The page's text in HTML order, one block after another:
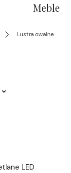
Meble
Lustra owalne
LED